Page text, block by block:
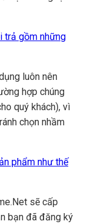
trả gồm những
luôn nên
hợp chúng
quý khách), vì
chọn nhầm
phẩm như thế
sẽ cấp
bạn đã đăng ký